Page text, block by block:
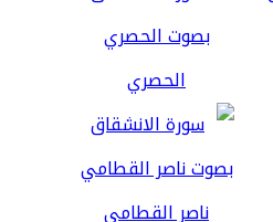
الحصري
ناصر القطامي